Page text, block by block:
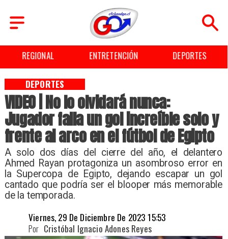
REGIONAL ENTRETENCIÓN DEPORTES
VIDEO | No lo olvidará nunca:
Jugador falla un gol increíble solo y
frente al arco en el fútbol de Egipto
​A solo dos días del cierre del año, el delantero
Ahmed Rayan protagoniza un asombroso error en
la Supercopa de Egipto, dejando escapar un gol
cantado que podría ser el blooper más memorable
de la temporada.
DEPORTES
Viernes, 29 De Diciembre De 2023 15:53
Cristóbal Ignacio Adones Reyes
Por